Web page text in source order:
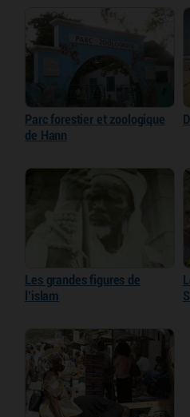
Parc forestier et zoologique
de Hann
Les grandes figures de
l’islam